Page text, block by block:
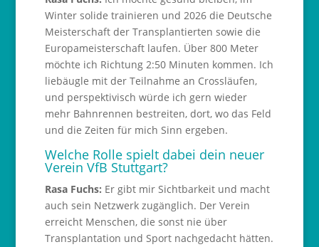
Winter solide trainieren und 2026 die Deutsche
Meisterschaft der Transplantierten sowie die
Europameisterschaft laufen. Über 800 Meter
möchte ich Richtung 2:50 Minuten kommen. Ich
liebäugle mit der Teilnahme an Crossläufen,
und perspektivisch würde ich gern wieder
mehr Bahnrennen bestreiten, dort, wo das Feld
und die Zeiten für mich Sinn ergeben.
Welche Rolle spielt dabei dein neuer
Verein VfB Stuttgart?
Rasa Fuchs: Er gibt mir Sichtbarkeit und macht
auch sein Netzwerk zugänglich. Der Verein
erreicht Menschen, die sonst nie über
Transplantation und Sport nachgedacht hätten.